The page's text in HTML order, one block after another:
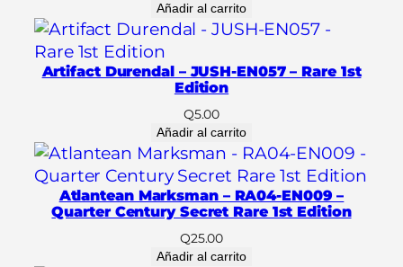
0
5
9
–
g
e
r
Añadir al carrito
Artifact Durendal – JUSH-EN057 – Rare 1st
Edition
Q5.00
Añadir al carrito
Atlantean Marksman – RA04-EN009 –
Quarter Century Secret Rare 1st Edition
Q25.00
Añadir al carrito